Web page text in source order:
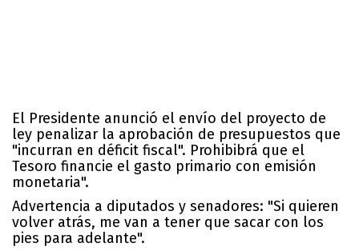
El Presidente anunció el envío del proyecto de
ley penalizar la aprobación de presupuestos que
"incurran en déficit fiscal". Prohibibrá que el
Tesoro financie el gasto primario con emisión
monetaria".
Advertencia a diputados y senadores: "Si quieren
volver atrás, me van a tener que sacar con los
pies para adelante".